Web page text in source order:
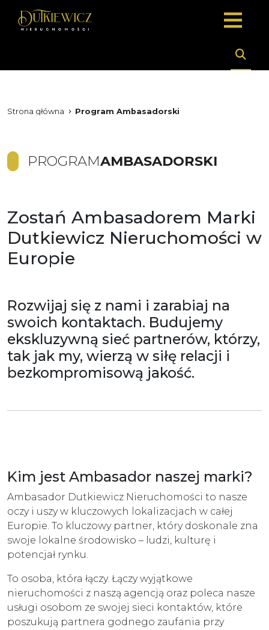
Strona główna Program Ambasadorski
PROGRAMAMBASADORSKI
Zostań Ambasadorem Marki
Dutkiewicz Nieruchomości w
Europie
Rozwijaj się z nami i zarabiaj na
swoich kontaktach. Budujemy
ekskluzywną sieć partnerów, którzy,
tak jak my, wierzą w siłę relacji i
bezkompromisową jakość.
Kim jest Ambasador naszej marki?
Ambasador Dutkiewicz Nieruchomości to nasze
oczy i uszy w kluczowych lokalizacjach w całej
Europie. To kluczowy partner, który doskonale zna
swoje lokalne środowisko – ludzi, kulturę i
potencjał rynku.
To osoba, która łączy. Łączy wyjątkowe
nieruchomości z naszą agencją oraz poleca nasze
usługi osobom ze swojej sieci kontaktów, które
poszukują partnera godnego zaufania przy